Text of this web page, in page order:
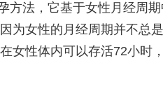
方法，它基于女性月经周
为女性的月经周期并不总
女性体内可以存活72小时